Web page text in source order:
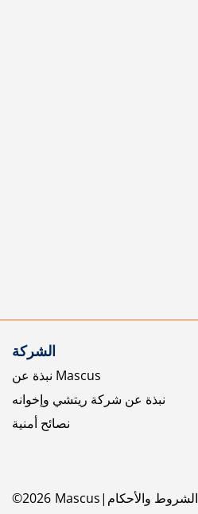
الشركة
نبذة عن Mascus
نبذة عن شركة ريتشي وإخوانه
نصائح أمنية
©2026 Mascus الشروط والأحكام